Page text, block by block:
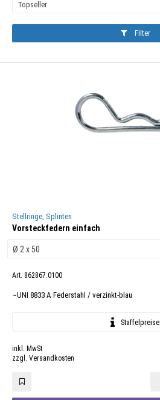
Filter
Stellringe, Splinten
Vorsteckfedern einfach
Art. 862867.0100
~UNI 8833 A Federstahl / verzinkt-blau
Staffelpreise
inkl. MwSt
zzgl. Versandkosten